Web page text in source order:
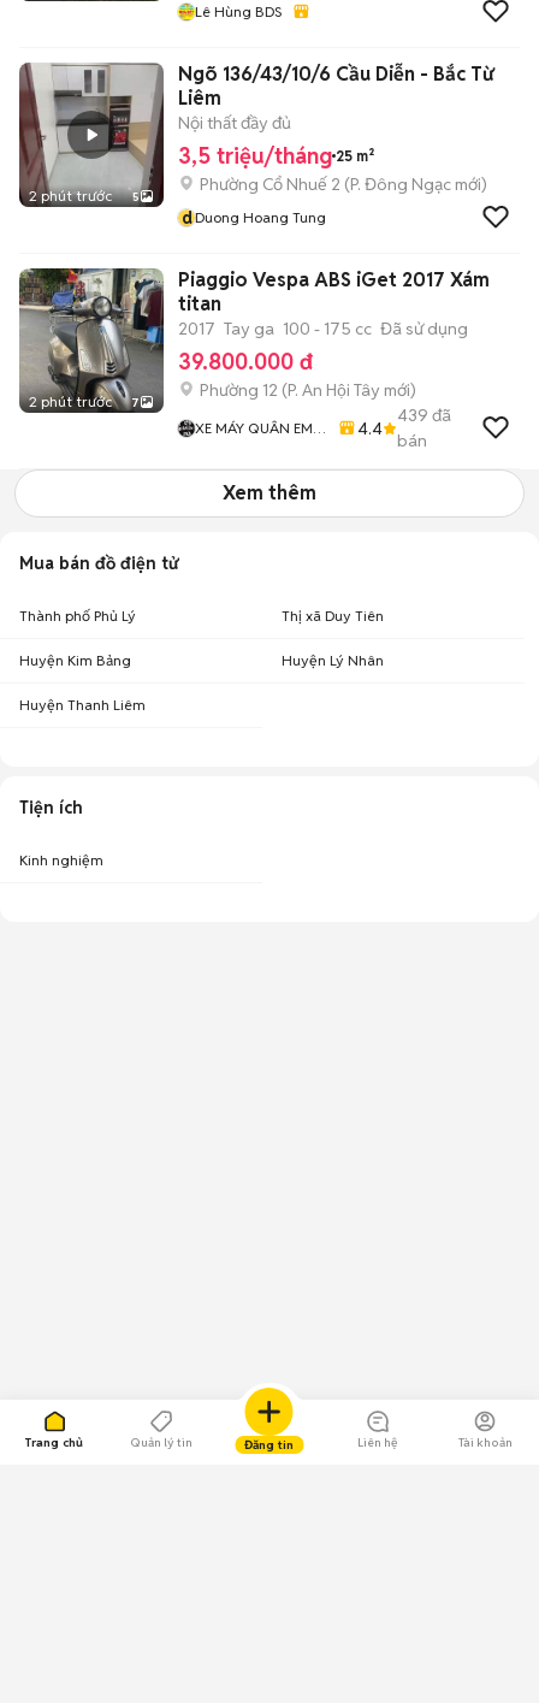
Trang chủ Quản lý tin Đăng tin Liên hệ Tài khoản
Lê Hùng BDS
2 phút trước 5
Ngõ 136/43/10/6 Cầu Diễn - Bắc Từ
Liêm
Nội thất đầy đủ
3,5 triệu/tháng 25 m²
Phường Cổ Nhuế 2 (P. Đông Ngạc mới)
dDuong Hoang Tung
2 phút trước 7
Piaggio Vespa ABS iGet 2017 Xám
titan
2017 Tay ga 100 - 175 cc Đã sử dụng
39.800.000 đ
Phường 12 (P. An Hội Tây mới)
XE MÁY QUÂN EM
4.4
439 đã
bán
Xem thêm
Mua bán đồ điện tử
Thành phố Phủ Lý Thị xã Duy Tiên
Huyện Kim Bảng Huyện Lý Nhân
Huyện Thanh Liêm
Tiện ích
Kinh nghiệm